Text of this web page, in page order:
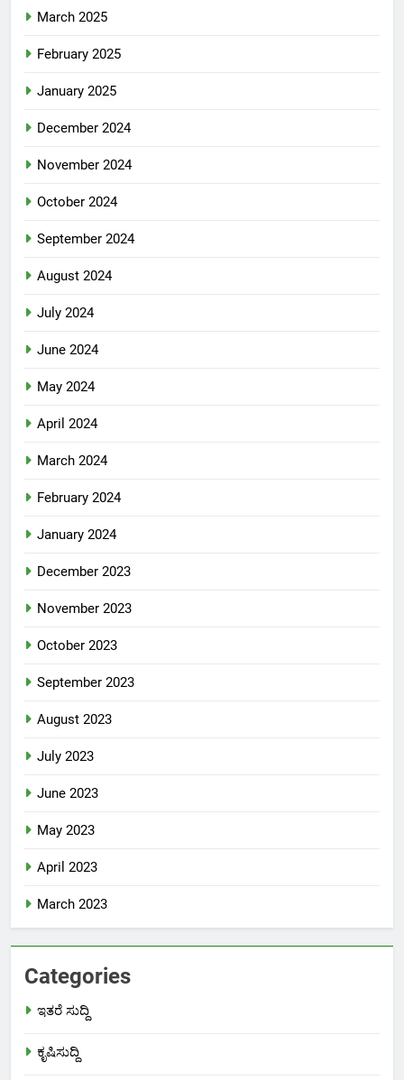
March 2025
February 2025
January 2025
December 2024
November 2024
October 2024
September 2024
August 2024
July 2024
June 2024
May 2024
April 2024
March 2024
February 2024
January 2024
December 2023
November 2023
October 2023
September 2023
August 2023
July 2023
June 2023
May 2023
April 2023
March 2023
Categories
ಇತರೆ ಸುದ್ದಿ
ಕೃಷಿಸುದ್ದಿ